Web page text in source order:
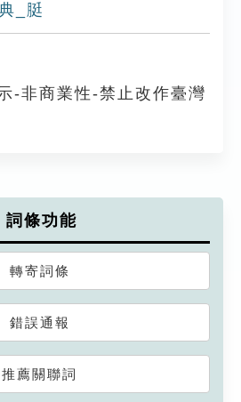
_脡
-非商業性-禁止改作臺灣
詞條功能
轉寄詞條
錯誤通報
推薦關聯詞